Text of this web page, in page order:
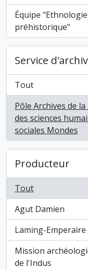
Équipe "Ethnologie
préhistorique"
, 217 résultats
Service
Tout
Pôle Archives de
des sciences
sociales Mondes
, 7672 résultats
Producteur
Tout
Agut Damien
, 114 résultats
Laming-
, 3 résultats
Mission
de l'Indus
, 3 résultats